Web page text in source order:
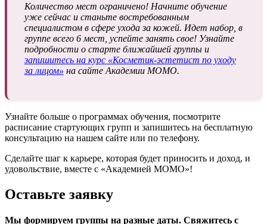
Количество мест ограничено! Начните обучение
уже сейчас и станьте востребованным
специалистом в сфере ухода за кожей. Идет набор, в
группе всего 6 мест, успейте занять свое! Узнайте
подробности о старте ближайшей группы и
запишитесь на курс «Косметик-эстетист по уходу
за лицом» на сайте Академии МОМО.
Узнайте больше о программах обучения, посмотрите
расписание стартующих групп и запишитесь на бесплатную
консультацию на нашем сайте или по телефону.
Сделайте шаг к карьере, которая будет приносить и доход, и
удовольствие, вместе с «Академией МОМО»!
Оставьте заявку
Мы формируем группы на разные даты. Свяжитесь с